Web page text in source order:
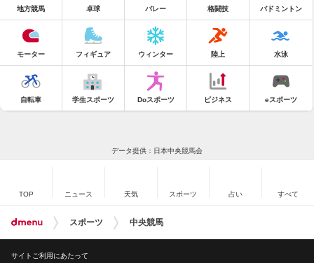
地方競馬 卓球 バレー 格闘技 バドミントン
モーター フィギュア ウィンター 陸上 水泳
自転車 学生スポーツ Doスポーツ ビジネス eスポーツ
データ提供：日本中央競馬会
TOP ニュース 天気 スポーツ 占い すべて
スポーツ 中央競馬
サイトご利用にあたって